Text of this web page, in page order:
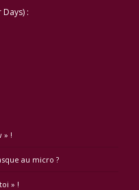
:
» !
au micro ?
» !